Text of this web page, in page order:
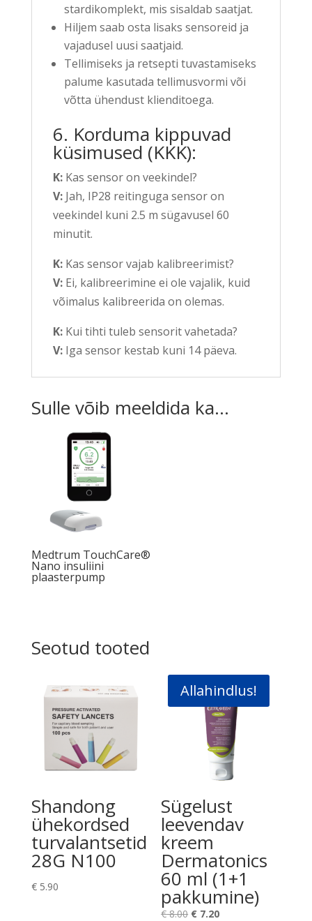
stardikomplekt, mis sisaldab saatjat.
Hiljem saab osta lisaks sensoreid ja
vajadusel uusi saatjaid.
Tellimiseks ja retsepti tuvastamiseks
palume kasutada tellimusvormi või
võtta ühendust klienditoega.
6. Korduma kippuvad
küsimused (KKK):
K:Kas sensor on veekindel?
V:Jah, IP28 reitinguga sensor on
veekindel kuni 2.5 m sügavusel 60
minutit.
K:Kas sensor vajab kalibreerimist?
V:Ei, kalibreerimine ei ole vajalik, kuid
võimalus kalibreerida on olemas.
K:Kui tihti tuleb sensorit vahetada?
V:Iga sensor kestab kuni 14 päeva.
Sulle võib meeldida ka…
Medtrum TouchCare®
Nano insuliini
plaasterpump
Seotud tooted
Shandong
ühekordsed
turvalantsetid
28G N100
€5.90
Allahindlus!
Sügelust
leevendav
kreem
Dermatonics
60 ml (1+1
pakkumine)
€8.00 Algne
€ 7.20Praegune